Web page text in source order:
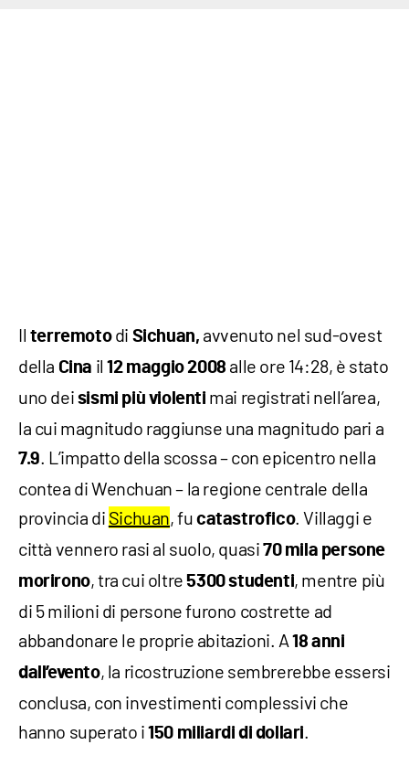
Il terremotodi Sichuan, avvenuto nel sud-ovest
della Cina il12 maggio 2008 alle ore 14:28, è stato
uno dei sismi più violenti mai registrati nell’area,
la cui magnitudo raggiunse una magnitudo pari a
7.9. L’impatto della scossa – con epicentro nella
contea di Wenchuan – la regione centrale della
provincia di Sichuan, fucatastrofico. Villaggi e
città vennero rasi al suolo, quasi70 mila persone
morirono, tra cui oltre5300 studenti, mentre più
di 5 milioni di persone furono costrette ad
abbandonare le proprie abitazioni. A18 anni
dall’evento, la ricostruzione sembrerebbe essersi
conclusa, con investimenti complessivi che
hanno superato i150 miliardi di dollari.